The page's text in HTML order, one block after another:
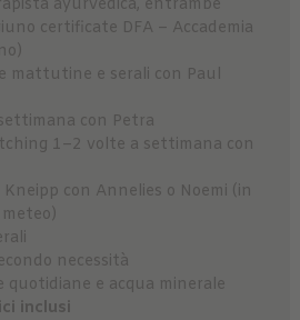
ayurvedica, entrambe
certificate DFA – Accademia
mattutine e serali con Paul
con Petra
1–2 volte a settimana con
con Annelies o Noemi (in
necessità
quotidiane e acqua minerale
inclusi